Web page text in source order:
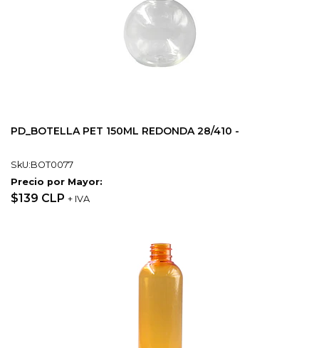
PD_BOTELLA PET 150ML REDONDA 28/410 -
SkU:BOT0077
Precio por Mayor:
$139 CLP + IVA